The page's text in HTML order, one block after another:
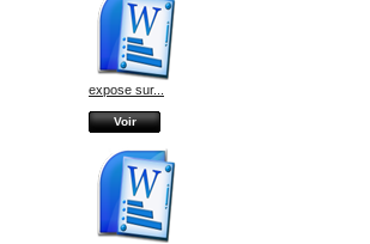
expose sur...
Voir